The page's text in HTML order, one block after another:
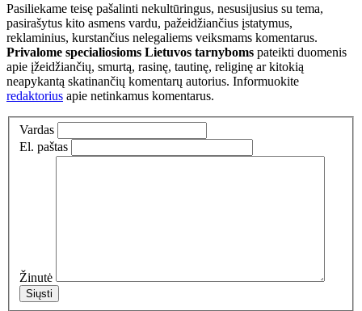
Pasiliekame teisę pašalinti nekultūringus, nesusijusius su tema,
pasirašytus kito asmens vardu, pažeidžiančius įstatymus,
reklaminius, kurstančius nelegaliems veiksmams komentarus.
Privalome specialiosioms Lietuvos tarnyboms pateikti duomenis
apie įžeidžiančių, smurtą, rasinę, tautinę, religinę ar kitokią
neapykantą skatinančių komentarų autorius. Informuokite
redaktorius apie netinkamus komentarus.
Vardas
El. paštas
Žinutė